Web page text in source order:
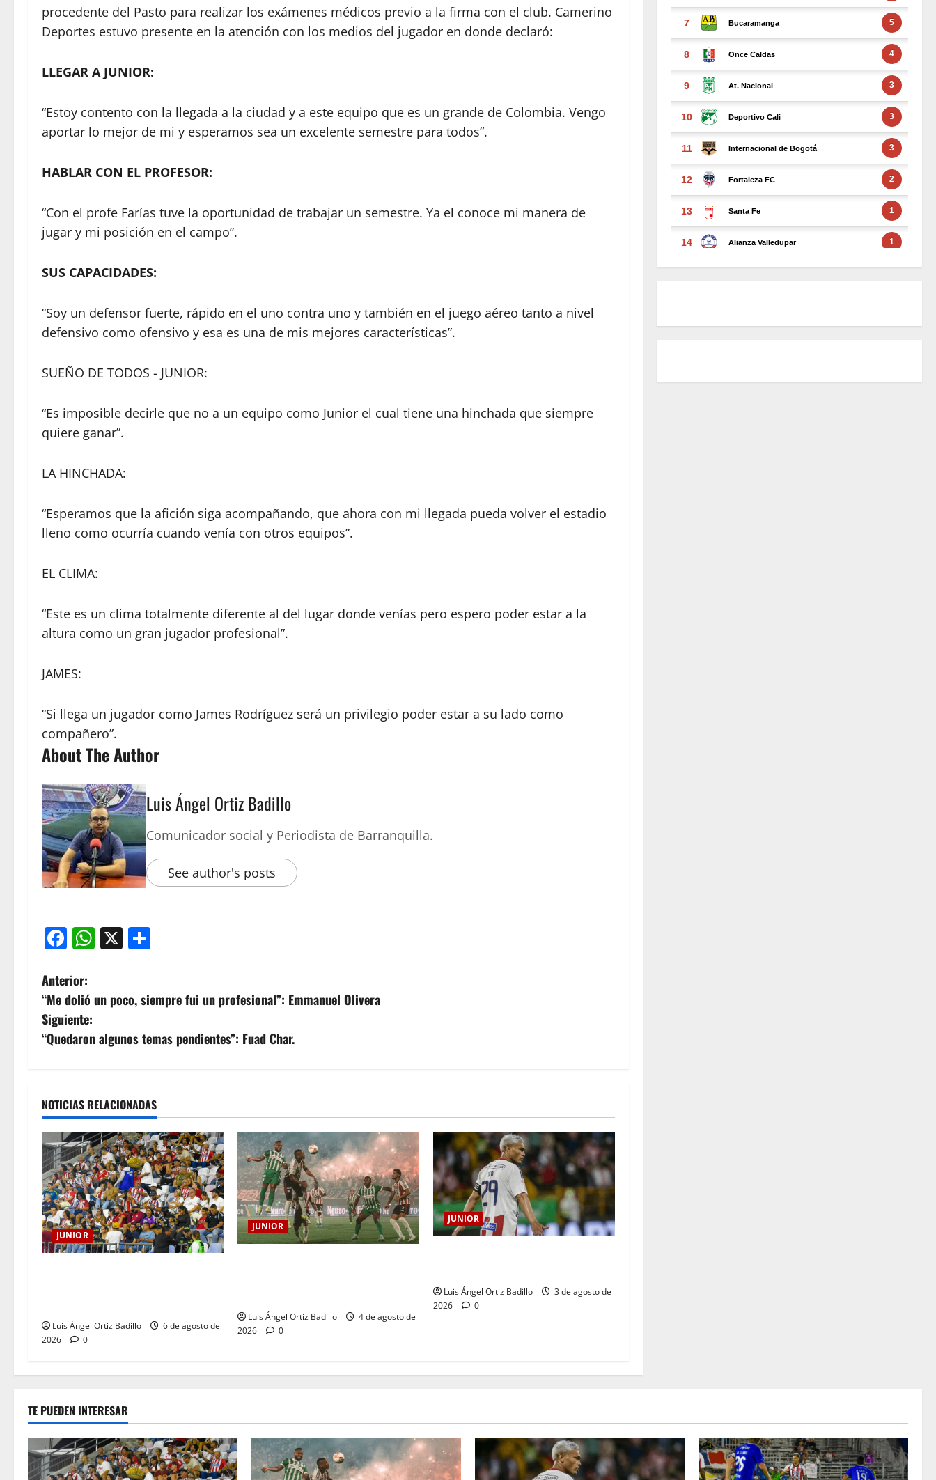
procedente del Pasto para realizar los exámenes médicos previo a la firma con el club. Camerino
Deportes estuvo presente en la atención con los medios del jugador en donde declaró:
LLEGAR A JUNIOR:
“Estoy contento con la llegada a la ciudad y a este equipo que es un grande de Colombia. Vengo
aportar lo mejor de mi y esperamos sea un excelente semestre para todos”.
HABLAR CON EL PROFESOR:
“Con el profe Farías tuve la oportunidad de trabajar un semestre. Ya el conoce mi manera de
jugar y mi posición en el campo”.
SUS CAPACIDADES:
“Soy un defensor fuerte, rápido en el uno contra uno y también en el juego aéreo tanto a nivel
defensivo como ofensivo y esa es una de mis mejores características”.
SUEÑO DE TODOS - JUNIOR:
“Es imposible decirle que no a un equipo como Junior el cual tiene una hinchada que siempre
quiere ganar”.
LA HINCHADA:
“Esperamos que la afición siga acompañando, que ahora con mi llegada pueda volver el estadio
lleno como ocurría cuando venía con otros equipos”.
EL CLIMA:
“Este es un clima totalmente diferente al del lugar donde venías pero espero poder estar a la
altura como un gran jugador profesional”.
JAMES:
“Si llega un jugador como James Rodríguez será un privilegio poder estar a su lado como
compañero”.
About The Author
Luis Ángel Ortiz Badillo
Comunicador social y Periodista de Barranquilla.
See author's posts
Facebook
WhatsApp
X
Anterior:
“Me dolió un poco, siempre fui un profesional”: Emmanuel Olivera
Siguiente:
“Quedaron algunos temas pendientes”: Fuad Char.
NOTICIAS RELACIONADAS
JUNIOR
Luis Ángel Ortiz Badillo
6 de agosto de
2026
0
JUNIOR
Luis Ángel Ortiz Badillo
4 de agosto de
2026
0
JUNIOR
Luis Ángel Ortiz Badillo
3 de agosto de
2026
0
TE PUEDEN INTERESAR